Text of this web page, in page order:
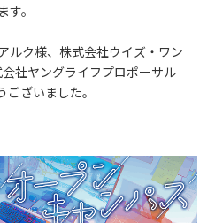
。
ルク様、株式会社ウイズ・ワン
社ヤングライフプロポーサル
ざいました。